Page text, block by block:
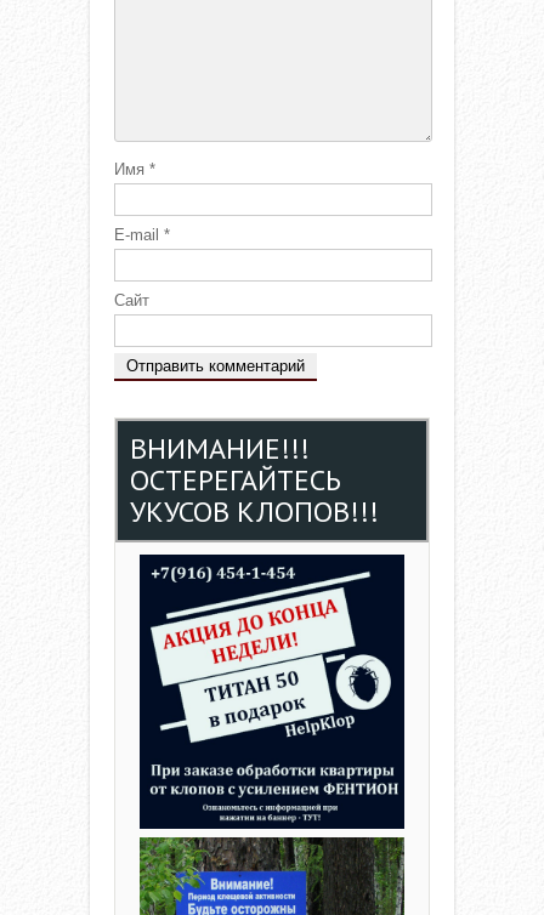
Имя *
E-mail *
Сайт
ВНИМАНИЕ!!!
ОСТЕРЕГАЙТЕСЬ
УКУСОВ КЛОПОВ!!!